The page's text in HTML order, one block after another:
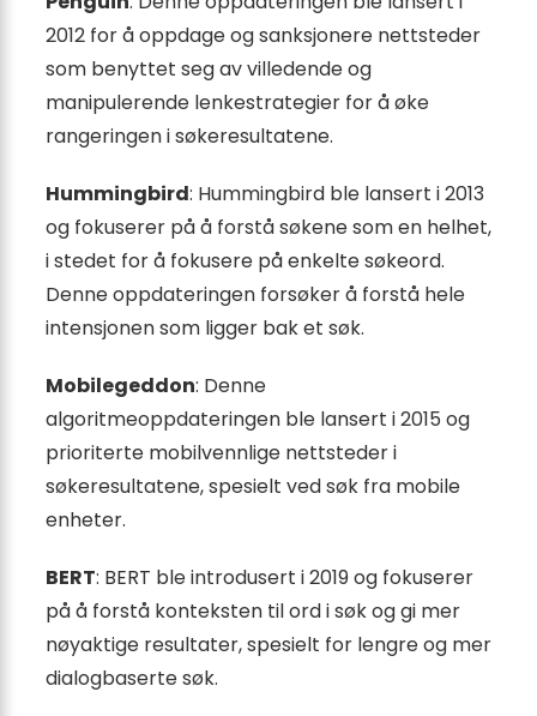
2012 for å oppdage og sanksjonere nettsteder
som benyttet seg av villedende og
manipulerende lenkestrategier for å øke
rangeringen i søkeresultatene.
Hummingbird: Hummingbird ble lansert i 2013
og fokuserer på å forstå søkene som en helhet,
i stedet for å fokusere på enkelte søkeord.
Denne oppdateringen forsøker å forstå hele
intensjonen som ligger bak et søk.
Mobilegeddon: Denne
algoritmeoppdateringen ble lansert i 2015 og
prioriterte mobilvennlige nettsteder i
søkeresultatene, spesielt ved søk fra mobile
enheter.
BERT: BERT ble introdusert i 2019 og fokuserer
på å forstå konteksten til ord i søk og gi mer
nøyaktige resultater, spesielt for lengre og mer
dialogbaserte søk.